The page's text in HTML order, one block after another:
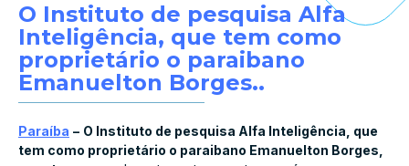
O Instituto de pesquisa Alfa
Inteligência, que tem como
proprietário o paraibano
Emanuelton Borges..
Paraíba – O Instituto de pesquisa Alfa Inteligência, que
tem como proprietário o paraibano Emanuelton Borges,